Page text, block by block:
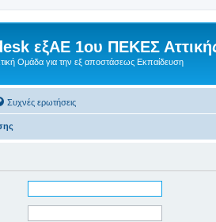
εξΑΕ 1ου ΠΕΚΕΣ
Ομάδα για την εξ αποστάσεως Εκπαίδευση
Συχνές ερωτήσεις